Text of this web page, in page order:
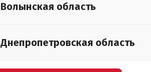
Волынская область
Днепропетровская область